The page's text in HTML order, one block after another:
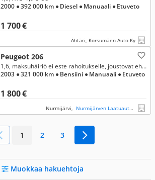
1 700 €
2000 ● 392 000 km ● Diesel ● Manuaali ● Etuveto
Ähtäri, Korsumäen Auto Ky
Peugeot 206
1 800 €
1,6, maksuhäiriö ei este rahoitukselle, joustovat ehdot
2003 ● 321 000 km ● Bensiini ● Manuaali ● Etuveto
Nurmijärvi, Nurmijärven Laatuauto Oy
1 2 3
Muokkaa hakuehtoja